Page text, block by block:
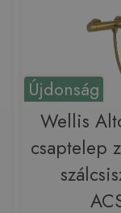
Újdonság
Wellis
csaptelep